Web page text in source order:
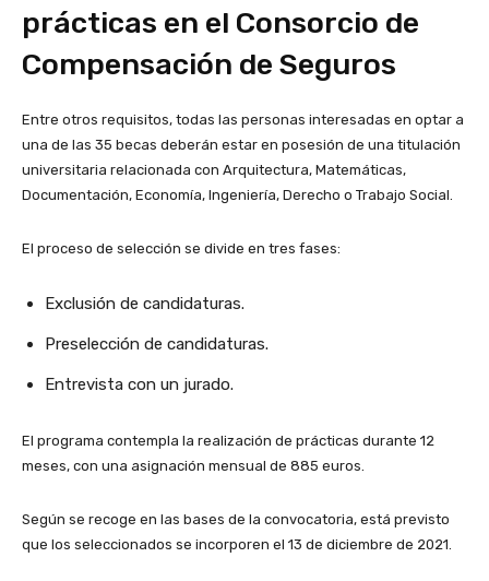
prácticas en el Consorcio de
Compensación de Seguros
Entre otros requisitos, todas las personas interesadas en optar a
una de las 35 becas deberán estar en posesión de una titulación
universitaria relacionada con Arquitectura, Matemáticas,
Documentación, Economía, Ingeniería, Derecho o Trabajo Social.
El proceso de selección se divide en tres fases:
Exclusión de candidaturas.
Preselección de candidaturas.
Entrevista con un jurado.
El programa contempla la realización de prácticas durante 12
meses, con una asignación mensual de 885 euros.
Según se recoge en las bases de la convocatoria, está previsto
que los seleccionados se incorporen el 13 de diciembre de 2021.